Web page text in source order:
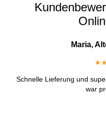
Maria,
Schnelle Lieferung und
war